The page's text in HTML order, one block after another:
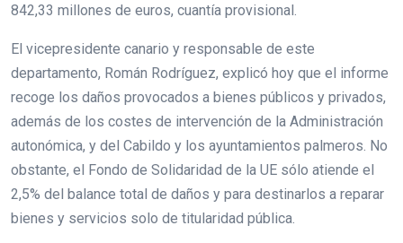
842,33 millones de euros, cuantía provisional.
El vicepresidente canario y responsable de este
departamento, Román Rodríguez, explicó hoy que el informe
recoge los daños provocados a bienes públicos y privados,
además de los costes de intervención de la Administración
autonómica, y del Cabildo y los ayuntamientos palmeros. No
obstante, el Fondo de Solidaridad de la UE sólo atiende el
2,5% del balance total de daños y para destinarlos a reparar
bienes y servicios solo de titularidad pública.